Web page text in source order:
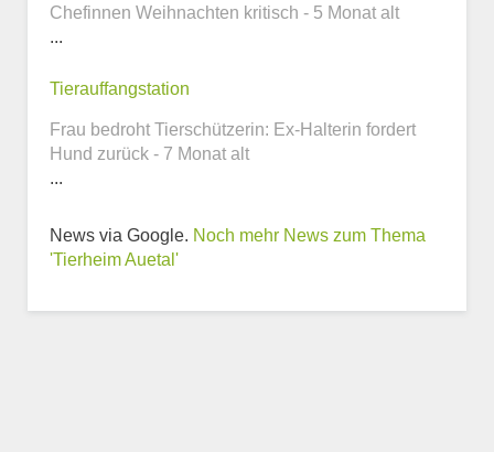
zum Tierheim
Trägerverein
Chefinnen Weihnachten kritisch - 5 Monat alt
...
Tierauffangstation
Frau bedroht Tierschützerin: Ex-Halterin fordert
Hund zurück - 7 Monat alt
...
News via Google. Noch mehr News zum Thema
'Tierheim Auetal'